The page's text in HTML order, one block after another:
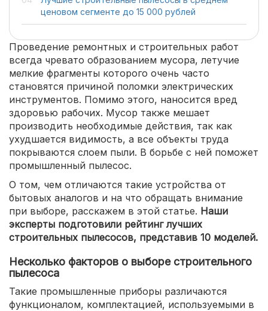
ценовом сегменте до 15 000 рублей
Проведение ремонтных и строительных работ
всегда чревато образованием мусора, летучие
мелкие фрагменты которого очень часто
становятся причиной поломки электрических
инструментов. Помимо этого, наносится вред
здоровью рабочих. Мусор также мешает
производить необходимые действия, так как
ухудшается видимость, а все объекты труда
покрываются слоем пыли. В борьбе с ней поможет
промышленный пылесос.
О том, чем отличаются такие устройства от
бытовых аналогов и на что обращать внимание
при выборе, расскажем в этой статье. Наши
эксперты подготовили рейтинг лучших
строительных пылесосов, представив 10 моделей.
Несколько факторов о выборе строительного
пылесоса
Такие промышленные приборы различаются
функционалом, комплектацией, используемыми в